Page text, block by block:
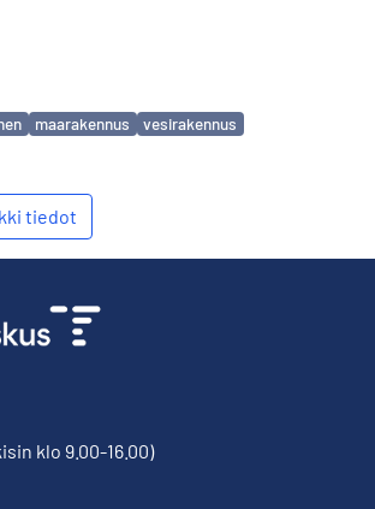
maarakennus vesirakennus
tiedot
klo 9.00-16.00)